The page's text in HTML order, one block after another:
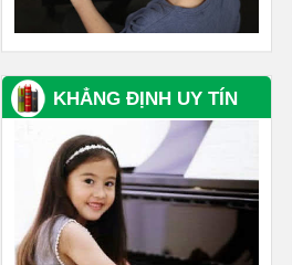
KHẲNG ĐỊNH UY TÍN